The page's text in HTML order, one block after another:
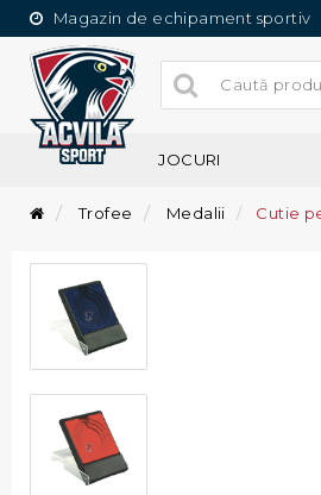
Magazin de echipament sportiv
JOCURI
Trofee Medalii Cutie